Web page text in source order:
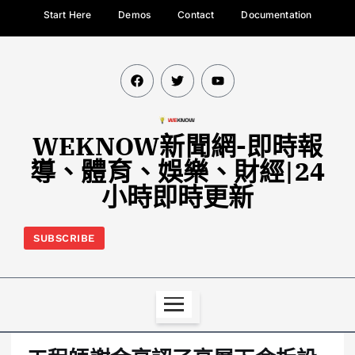
Start Here Demos Contact Documentation
WEKNOW新聞網-即時報
導、體育、娛樂、財經|24
小時即時更新
SUBSCRIBE